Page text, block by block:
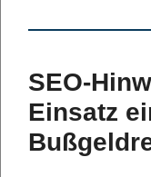
SEO-
Einsatz